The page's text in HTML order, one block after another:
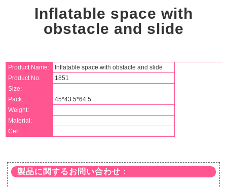
Inflatable space with
obstacle and slide
Product Name:
Inflatable space with obstacle and slide
Product No:
1851
Size:
Pack:
45*43.5*64.5
Weight:
Material:
Cert:
製品に関するお問い合わせ :